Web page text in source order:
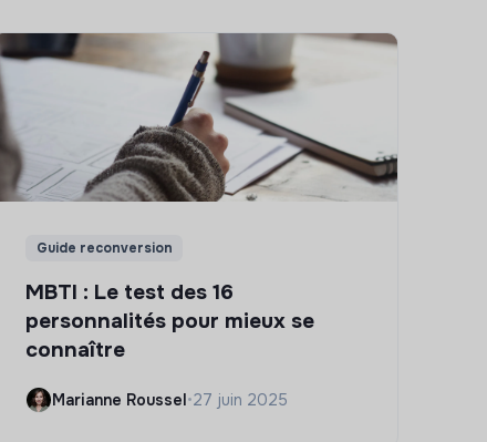
Guide reconversion
MBTI : Le test des 16
personnalités pour mieux se
connaître
Marianne Roussel•27 juin 2025